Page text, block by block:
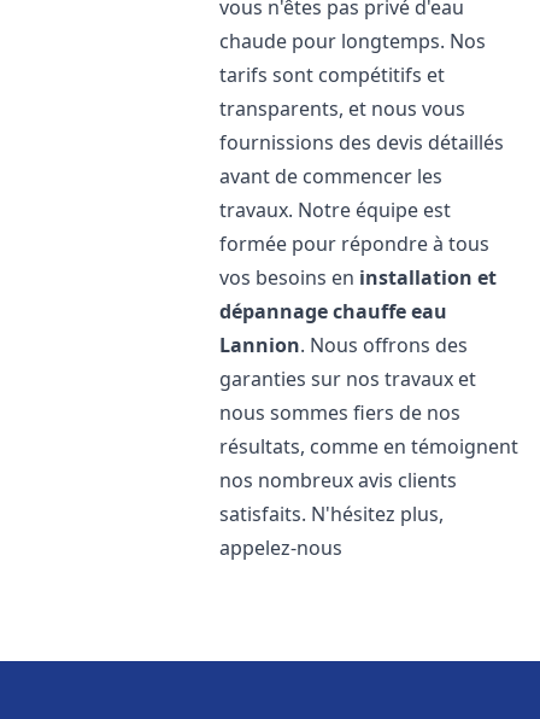
vous n'êtes pas privé d'eau
chaude pour longtemps. Nos
tarifs sont compétitifs et
transparents, et nous vous
fournissions des devis détaillés
avant de commencer les
travaux. Notre équipe est
formée pour répondre à tous
vos besoins en installation et
dépannage chauffe eau
Lannion. Nous offrons des
garanties sur nos travaux et
nous sommes fiers de nos
résultats, comme en témoignent
nos nombreux avis clients
satisfaits. N'hésitez plus,
appelez-nous